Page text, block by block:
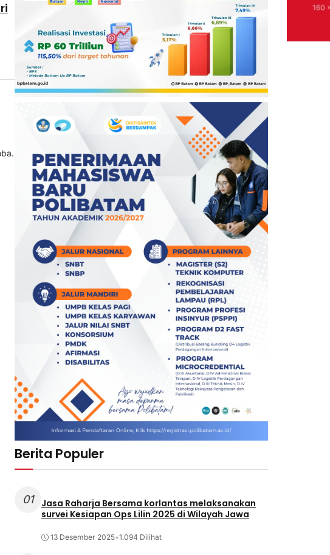
Berita Populer
01
Jasa Raharja Bersama korlantas melaksanakan
survei Kesiapan Ops Lilin 2025 di Wilayah Jawa
13 Desember 2025•1.094 Dilihat